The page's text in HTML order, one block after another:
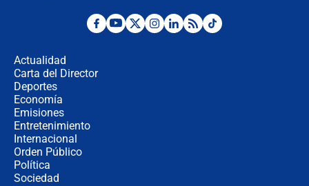
¿Por qué De la Espriella gobernará
Actualidad
Carta del Director
Deportes
Economía
Emisiones
Entretenimiento
Internacional
Orden Público
Política
Sociedad